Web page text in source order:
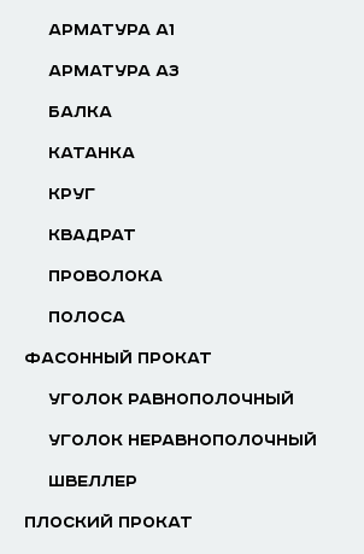
АРМАТУРА А1
АРМАТУРА А3
БАЛКА
КАТАНКА
КРУГ
КВАДРАТ
ПРОВОЛОКА
ПОЛОСА
ФАСОННЫЙ ПРОКАТ
УГОЛОК РАВНОПОЛОЧНЫЙ
УГОЛОК НЕРАВНОПОЛОЧНЫЙ
ШВЕЛЛЕР
ПЛОСКИЙ ПРОКАТ